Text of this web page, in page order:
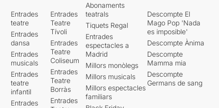
Entrades
teatre
Entrades
dansa
Entrades
musicals
Entrades
teatre
infantil
Entrades
Entrades
Teatre
Tívoli
Entrades
Teatre
Coliseum
Entrades
Teatre
Borràs
Entrades
Abonaments
teatrals
Tiquets Regal
Entrades
espectacles a
Madrid
Millors monòlegs
Millors musicals
Millors espectacles
familiars
Descompte El
Mago Pop 'Nada
es imposible'
Descompte Ànima
Descompte
Mamma mia
Descompte
Germans de sang